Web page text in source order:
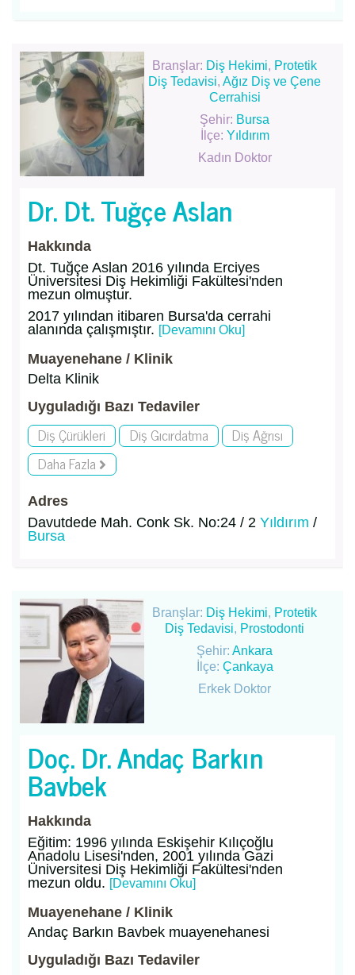
Branşlar: Diş Hekimi, Protetik
Diş Tedavisi,Ağız Diş ve Çene
Cerrahisi
Şehir: Bursa
İlçe: Yıldırım
Kadın Doktor
Dr. Dt. Tuğçe Aslan
Hakkında
Dt. Tuğçe Aslan 2016 yılında Erciyes
Üniversitesi Diş Hekimliği Fakültesi'nden
mezun olmuştur.
2017 yılından itibaren Bursa'da cerrahi
alanında çalışmıştır. [Devamını Oku]
Muayenehane / Klinik
Delta Klinik
Uyguladığı Bazı Tedaviler
Diş Çürükleri Diş Gıcırdatma
Diş Ağrısı
Daha Fazla
Adres
Davutdede Mah. Conk Sk. No:24 / 2 Yıldırım /
Bursa
Branşlar: Diş Hekimi, Protetik
Diş Tedavisi, Prostodonti
Şehir:Ankara
İlçe: Çankaya
Erkek Doktor
Doç. Dr. Andaç Barkın
Bavbek
Hakkında
Eğitim: 1996 yılında Eskişehir Kılıçoğlu
Anadolu Lisesi'nden, 2001 yılında Gazi
Üniversitesi Diş Hekimliği Fakültesi'nden
mezun oldu. [Devamını Oku]
Muayenehane / Klinik
Andaç Barkın Bavbek muayenehanesi
Uyguladığı Bazı Tedaviler